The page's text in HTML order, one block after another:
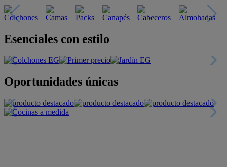
Esenciales con estilo
Oportunidades únicas